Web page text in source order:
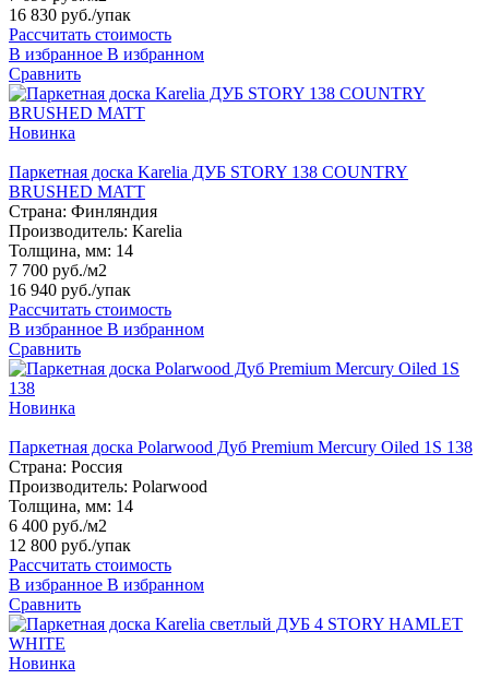
16 830 руб./упак
Рассчитать стоимость
В избранное В избранном
Сравнить
Новинка
Паркетная доска Karelia ДУБ STORY 138 COUNTRY
BRUSHED MATT
Страна: Финляндия
Производитель: Karelia
Толщина, мм: 14
7 700 руб./м2
16 940 руб./упак
Рассчитать стоимость
В избранное В избранном
Сравнить
Новинка
Паркетная доска Polarwood Дуб Premium Mercury Oiled 1S 138
Страна: Россия
Производитель: Polarwood
Толщина, мм: 14
6 400 руб./м2
12 800 руб./упак
Рассчитать стоимость
В избранное В избранном
Сравнить
Новинка